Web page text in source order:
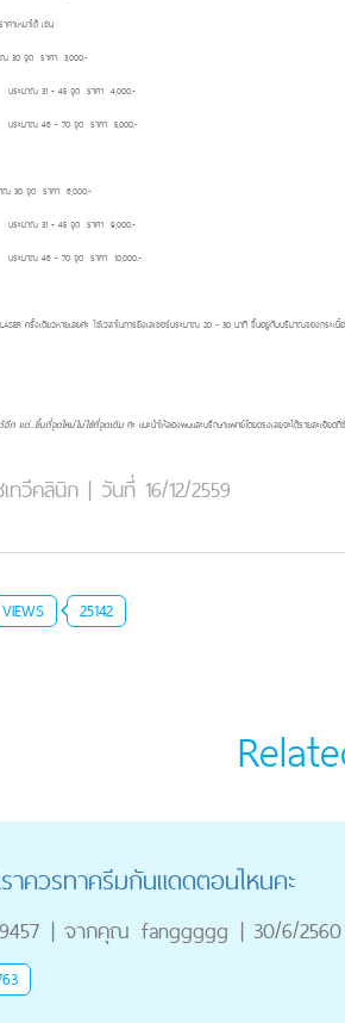
คาเหมาได้ เช่น
30 จุด ราคา 3,000.-
จุด ราคา 4,000.-
จุด ราคา 5,000.-
30 จุด ราคา 6,000.-
จุด ราคา 9,000.-
จุด ราคา 10,000.-
ครั้งเดียวหายเลยค่ะ ใช้เวลาในการยิงเลเซอร์ประมาณ 20 - 30 นาที ขึ้นอยู่กับปริมาณของกร
อีก แต่..ขึ้นที่จุดใหม่ไม่ใช่ที่จุดเดิม ค่ะ แนะนำให้ลองพบและปรึกษาแพทย์โดยตรงเลยจะได้รายละเอีย
ทวีคลินิก | วันที่ 16/12/2559
VIEWS 25142
ราควรทาครีมกันแดดตอนไหนคะ
| จากคุณ fanggggg | 30/6/